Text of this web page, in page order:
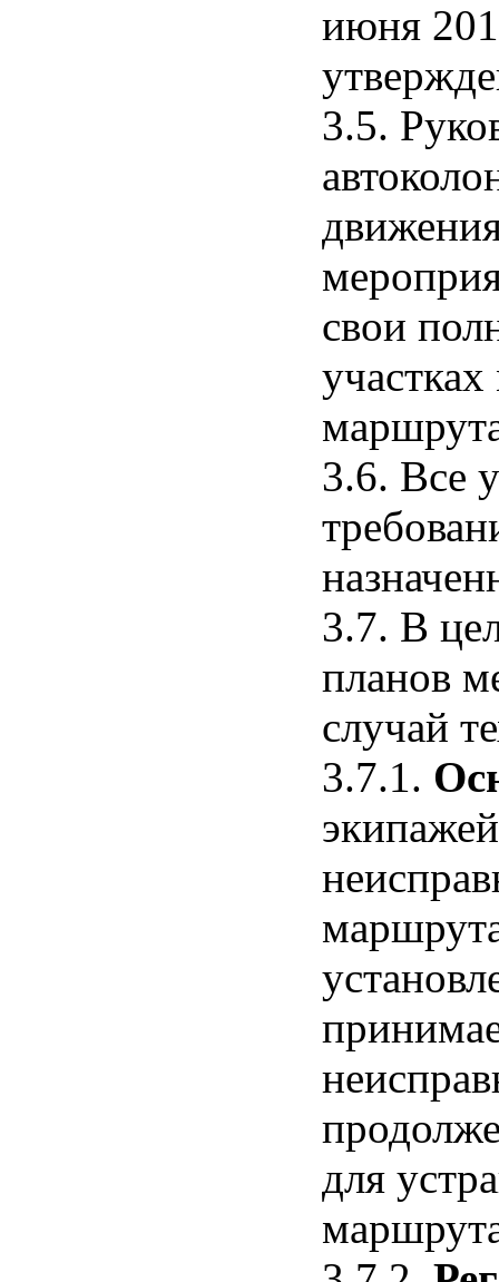
июня
3.5.
свои
3.6. Все
3.7. В
планов
случай
3.7.1.
для